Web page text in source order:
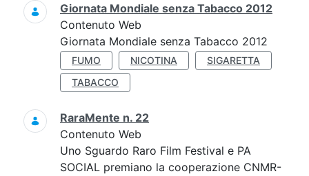
Giornata Mondiale senza Tabacco 2012
Contenuto Web
Giornata Mondiale senza Tabacco 2012
FUMO NICOTINA
SIGARETTA
TABACCO
RaraMente n. 22
Contenuto Web
Uno Sguardo Raro Film Festival e PA
SOCIAL premiano la cooperazione CNMR-